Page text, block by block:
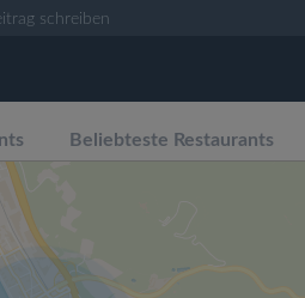
schreiben
Beliebteste Restaurants